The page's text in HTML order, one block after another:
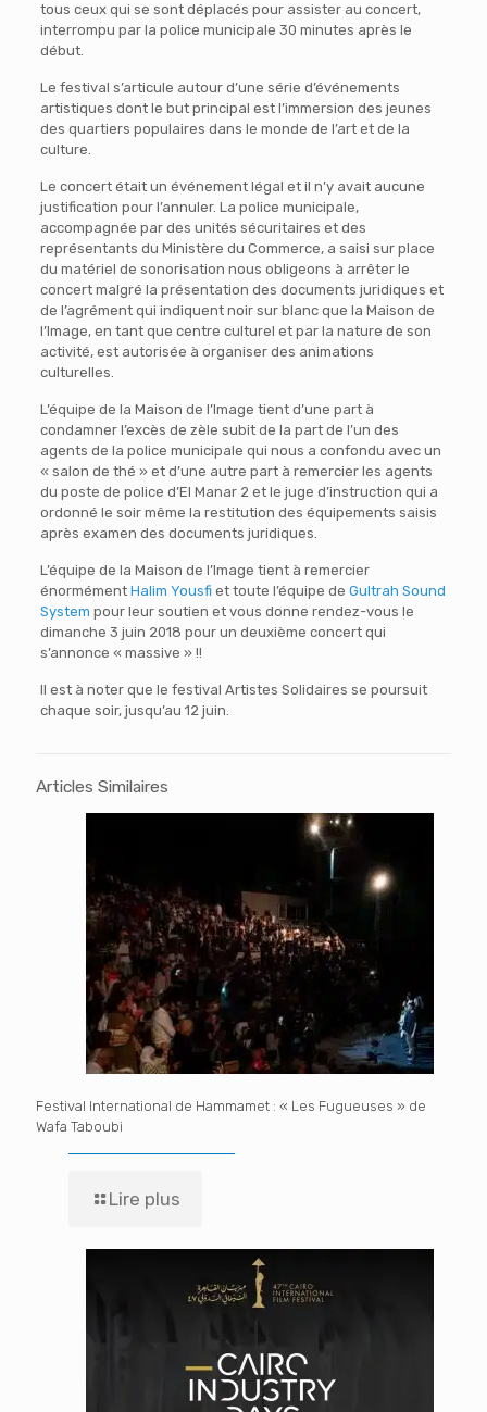
tous ceux qui se sont déplacés pour assister au concert,
interrompu par la police municipale 30 minutes après le
début.
Le festival s’articule autour d’une série d’événements
artistiques dont le but principal est l’immersion des jeunes
des quartiers populaires dans le monde de l’art et de la
culture.
Le concert était un événement légal et il n’y avait aucune
justification pour l’annuler. La police municipale,
accompagnée par des unités sécuritaires et des
représentants du Ministère du Commerce, a saisi sur place
du matériel de sonorisation nous obligeons à arrêter le
concert malgré la présentation des documents juridiques et
de l’agrément qui indiquent noir sur blanc que la Maison de
l’Image, en tant que centre culturel et par la nature de son
activité, est autorisée à organiser des animations
culturelles.
L’équipe de la Maison de l’Image tient d’une part à
condamner l’excès de zèle subit de la part de l’un des
agents de la police municipale qui nous a confondu avec un
« salon de thé » et d’une autre part à remercier les agents
du poste de police d’El Manar 2 et le juge d’instruction qui a
ordonné le soir même la restitution des équipements saisis
après examen des documents juridiques.
L’équipe de la Maison de l’Image tient à remercier
énormément Halim Yousfiet toute l’équipe de Gultrah Sound
System pour leur soutien et vous donne rendez-vous le
dimanche 3 juin 2018 pour un deuxième concert qui
s’annonce « massive » !!
Il est à noter que le festival Artistes Solidaires se poursuit
chaque soir, jusqu’au 12 juin.
Articles Similaires
Festival International de Hammamet : « Les Fugueuses » de
Wafa Taboubi
Lire plus